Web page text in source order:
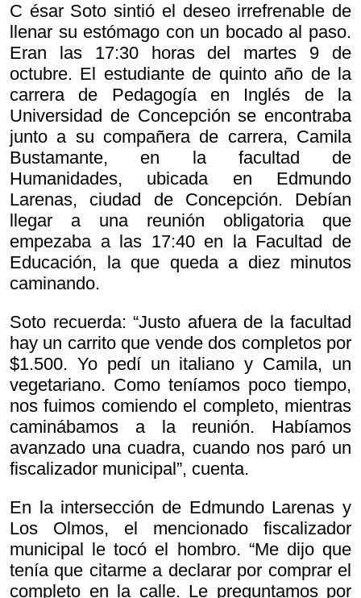
C ésar Soto sintió el deseo irrefrenable de
llenar su estómago con un bocado al paso.
Eran las 17:30 horas del martes 9 de
octubre. El estudiante de quinto año de la
carrera de Pedagogía en Inglés de la
Universidad de Concepción se encontraba
junto a su compañera de carrera, Camila
Bustamante, en la facultad de
Humanidades, ubicada en Edmundo
Larenas, ciudad de Concepción. Debían
llegar a una reunión obligatoria que
empezaba a las 17:40 en la Facultad de
Educación, la que queda a diez minutos
caminando.
Soto recuerda: “Justo afuera de la facultad
hay un carrito que vende dos completos por
$1.500. Yo pedí un italiano y Camila, un
vegetariano. Como teníamos poco tiempo,
nos fuimos comiendo el completo, mientras
caminábamos a la reunión. Habíamos
avanzado una cuadra, cuando nos paró un
fiscalizador municipal”, cuenta.
En la intersección de Edmundo Larenas y
Los Olmos, el mencionado fiscalizador
municipal le tocó el hombro. “Me dijo que
tenía que citarme a declarar por comprar el
completo en la calle. Le preguntamos por